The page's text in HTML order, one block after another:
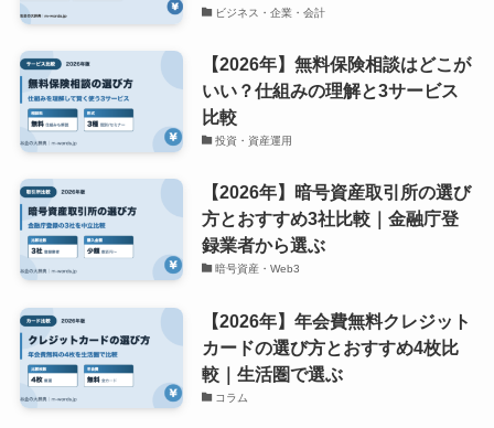
ビジネス・企業・会計
【2026年】無料保険相談はどこが
いい？仕組みの理解と3サービス
比較
投資・資産運用
【2026年】暗号資産取引所の選び
方とおすすめ3社比較｜金融庁登
録業者から選ぶ
暗号資産・Web3
【2026年】年会費無料クレジット
カードの選び方とおすすめ4枚比
較｜生活圏で選ぶ
コラム